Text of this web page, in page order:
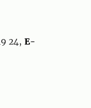
24, E-